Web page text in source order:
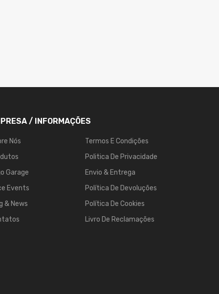
/ INFORMAÇÕES
Nós
Garage
Events
& News
Termos E Condições
Politica De Privacidade
Envio & Entrega
Política De Devoluções
Política De Cookies
Livro De Reclamações